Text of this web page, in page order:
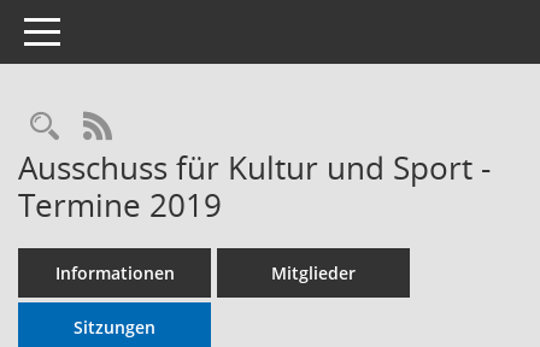
Toggle navigation
RSS-Feed
Ausschuss für Kultur und Sport -
Termine 2019
Informationen Mitglieder
Sitzungen